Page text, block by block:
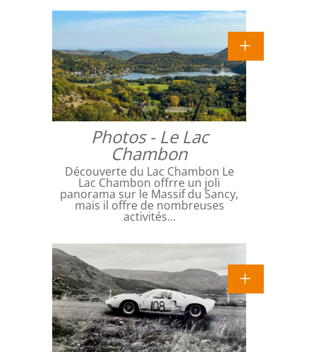
Photos - Le Lac
Chambon
Découverte du Lac Chambon Le
Lac Chambon offrre un joli
panorama sur le Massif du Sancy,
mais il offre de nombreuses
activités…